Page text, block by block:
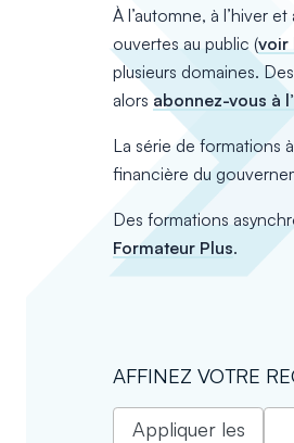
À l’automne, à l’hiver
ouvertes au public (voir
plusieurs domaines.
alors abonnez-vous à
La série de formations
financière du
Des formations
Formateur Plus.
AFFINEZ VOTRE
Appliquer les